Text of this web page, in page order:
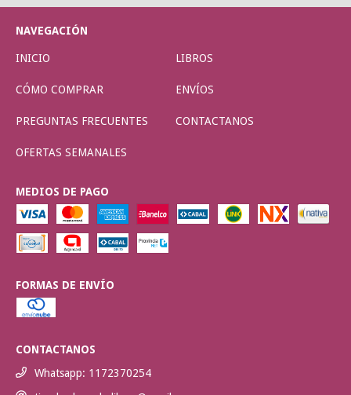
NAVEGACIÓN
INICIO LIBROS
CÓMO COMPRAR ENVÍOS
PREGUNTAS FRECUENTES CONTACTANOS
OFERTAS SEMANALES
MEDIOS DE PAGO
FORMAS DE ENVÍO
CONTACTANOS
Whatsapp: 1172370254